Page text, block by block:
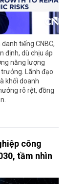
tiếng CNBC,
định, dù chịu áp
năng lượng
Lãnh đạo
khối doanh
rõ rệt, đồng
công
tầm nhìn